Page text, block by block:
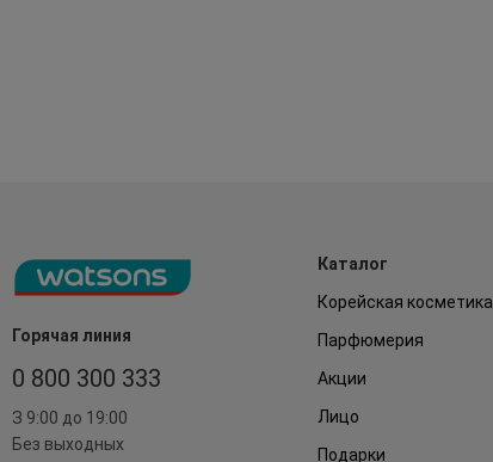
Горячая линия
0 800 300 333
З 9:00 до 19:00
Без выходных
Каталог
Корейская косметика
Парфюмерия
Акции
Лицо
Подарки